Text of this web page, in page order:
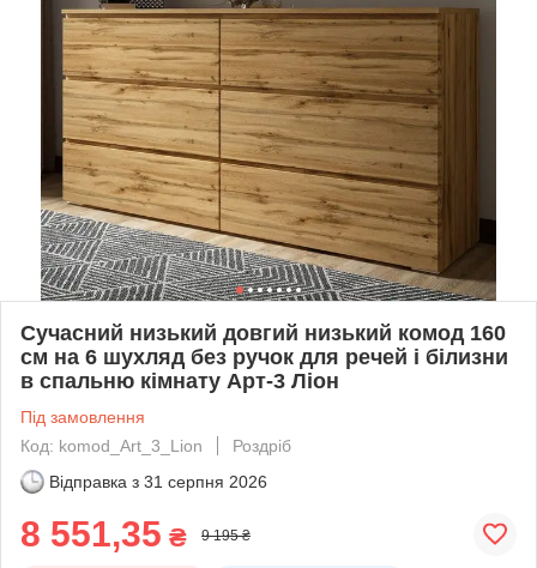
Сучасний низький довгий низький комод 160
см на 6 шухляд без ручок для речей і білизни
в спальню кімнату Арт-3 Ліон
Під замовлення
Код: komod_Art_3_Lion
Роздріб
Відправка з 31 серпня 2026
8 551,35 ₴ 9 195 ₴